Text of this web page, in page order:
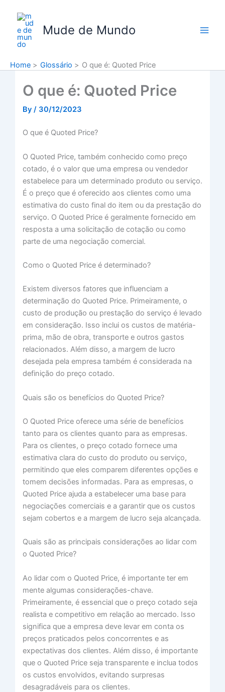
content
Mude de Mundo
Home Glossário O que é: Quoted Price
O que é: Quoted Price
By / 30/12/2023
O que é Quoted Price?
O Quoted Price, também conhecido como preço
cotado, é o valor que uma empresa ou vendedor
estabelece para um determinado produto ou serviço.
É o preço que é oferecido aos clientes como uma
estimativa do custo final do item ou da prestação do
serviço. O Quoted Price é geralmente fornecido em
resposta a uma solicitação de cotação ou como
parte de uma negociação comercial.
Como o Quoted Price é determinado?
Existem diversos fatores que influenciam a
determinação do Quoted Price. Primeiramente, o
custo de produção ou prestação do serviço é levado
em consideração. Isso inclui os custos de matéria-
prima, mão de obra, transporte e outros gastos
relacionados. Além disso, a margem de lucro
desejada pela empresa também é considerada na
definição do preço cotado.
Quais são os benefícios do Quoted Price?
O Quoted Price oferece uma série de benefícios
tanto para os clientes quanto para as empresas.
Para os clientes, o preço cotado fornece uma
estimativa clara do custo do produto ou serviço,
permitindo que eles comparem diferentes opções e
tomem decisões informadas. Para as empresas, o
Quoted Price ajuda a estabelecer uma base para
negociações comerciais e a garantir que os custos
sejam cobertos e a margem de lucro seja alcançada.
Quais são as principais considerações ao lidar com
o Quoted Price?
Ao lidar com o Quoted Price, é importante ter em
mente algumas considerações-chave.
Primeiramente, é essencial que o preço cotado seja
realista e competitivo em relação ao mercado. Isso
significa que a empresa deve levar em conta os
preços praticados pelos concorrentes e as
expectativas dos clientes. Além disso, é importante
que o Quoted Price seja transparente e inclua todos
os custos envolvidos, evitando surpresas
desagradáveis para os clientes.